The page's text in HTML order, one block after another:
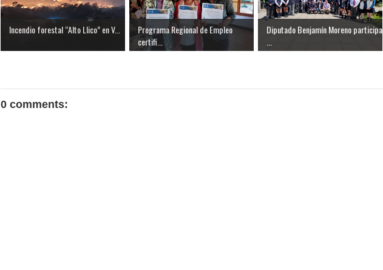
Incendio forestal “Alto Llico” en V...
Programa Regional de Empleo
certifi...
Diputado Benjamín Moreno participa
0 comments: